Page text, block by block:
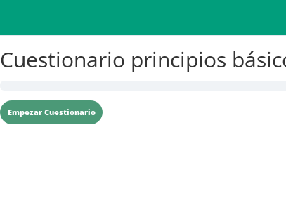
Cuestionario principios